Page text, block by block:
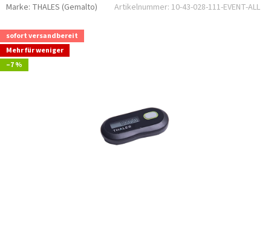
Marke: THALES (Gemalto) Artikelnummer: 10-43-028-111-EVENT-ALL
sofort versandbereit
Mehr für weniger
–7 %